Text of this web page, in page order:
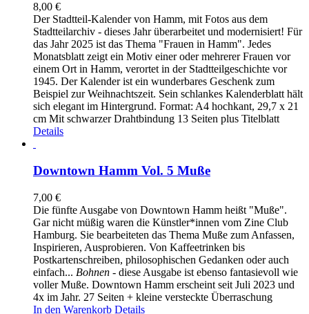
8,00 €
Der Stadtteil-Kalender von Hamm, mit Fotos aus dem
Stadtteilarchiv - dieses Jahr überarbeitet und modernisiert! Für
das Jahr 2025 ist das Thema "Frauen in Hamm". Jedes
Monatsblatt zeigt ein Motiv einer oder mehrerer Frauen vor
einem Ort in Hamm, verortet in der Stadtteilgeschichte vor
1945. Der Kalender ist ein wunderbares Geschenk zum
Beispiel zur Weihnachtszeit. Sein schlankes Kalenderblatt hält
sich elegant im Hintergrund. Format: A4 hochkant, 29,7 x 21
cm Mit schwarzer Drahtbindung 13 Seiten plus Titelblatt
Details
Downtown Hamm Vol. 5 Muße
7,00 €
Die fünfte Ausgabe von Downtown Hamm heißt "Muße".
Gar nicht müßig waren die Künstler*innen vom Zine Club
Hamburg. Sie bearbeiteten das Thema Muße zum Anfassen,
Inspirieren, Ausprobieren. Von Kaffeetrinken bis
Postkartenschreiben, philosophischen Gedanken oder auch
einfach... Bohnen - diese Ausgabe ist ebenso fantasievoll wie
voller Muße. Downtown Hamm erscheint seit Juli 2023 und
4x im Jahr. 27 Seiten + kleine versteckte Überraschung
In den Warenkorb Details